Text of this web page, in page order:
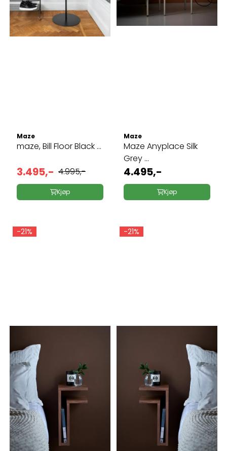
Maze
maze, Bill Floor Black ...
3.495,- 4.995,-
Kjøp
Maze
Maze Anyplace Silk
Grey ...
4.495,-
Kjøp
-21% -21%